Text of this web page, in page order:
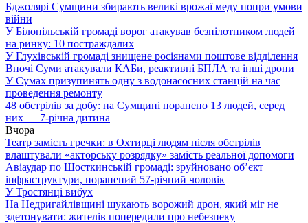
Бджолярі Сумщини збирають великі врожаї меду попри умови
війни
У Білопільській громаді ворог атакував безпілотником людей
на ринку: 10 постраждалих
У Глухівській громаді знищене росіянами поштове відділення
Вночі Суми атакували КАБи, реактивні БПЛА та інші дрони
У Сумах призупинять одну з водонасосних станцій на час
проведення ремонту
48 обстрілів за добу: на Сумщині поранено 13 людей, серед
них — 7-річна дитина
Вчора
Театр замість гречки: в Охтирці людям після обстрілів
влаштували «акторську розрядку» замість реальної допомоги
Авіаудар по Шосткинській громаді: зруйновано об’єкт
інфраструктури, поранений 57-річний чоловік
У Тростянці вибух
На Недригайлівщині шукають ворожий дрон, який міг не
здетонувати: жителів попередили про небезпеку